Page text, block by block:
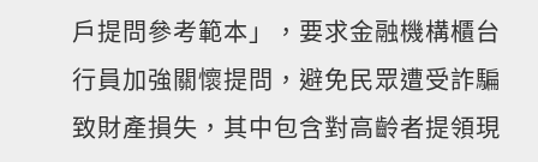
戶提問參考範本」，要求金融機構櫃台
行員加強關懷提問，避免民眾遭受詐騙
致財產損失，其中包含對高齡者提領現